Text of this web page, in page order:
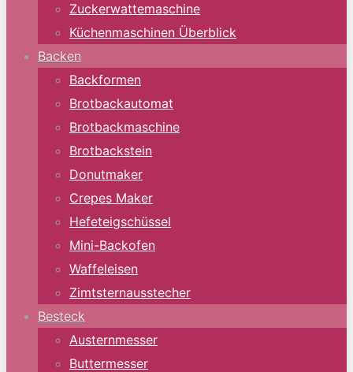
Zuckerwattemaschine
Küchenmaschinen Überblick
Backen
Backformen
Brotbackautomat
Brotbackmaschine
Brotbackstein
Donutmaker
Crepes Maker
Hefeteigschüssel
Mini-Backofen
Waffeleisen
Zimtsternausstecher
Besteck
Austernmesser
Buttermesser